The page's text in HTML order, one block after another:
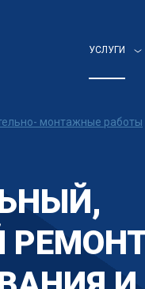
УСЛУГИ
монтажные работы